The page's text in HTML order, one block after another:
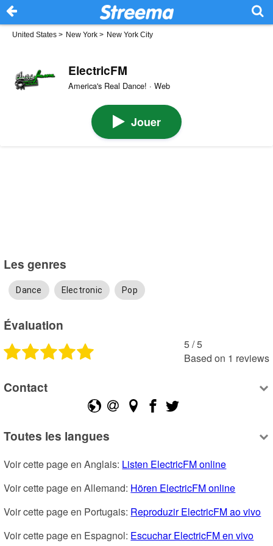
United States > New York > New York City
ElectricFM
America's Real Dance! · Web
Jouer
Les genres
Dance Electronic Pop
Évaluation
5 /5
Based on 1 reviews
Contact
Toutes les langues
Voir cette page en Anglais: Listen ElectricFM online
Voir cette page en Allemand: Hören ElectricFM online
Voir cette page en Portugais: Reproduzir ElectricFM ao vivo
Voir cette page en Espagnol: Escuchar ElectricFM en vivo